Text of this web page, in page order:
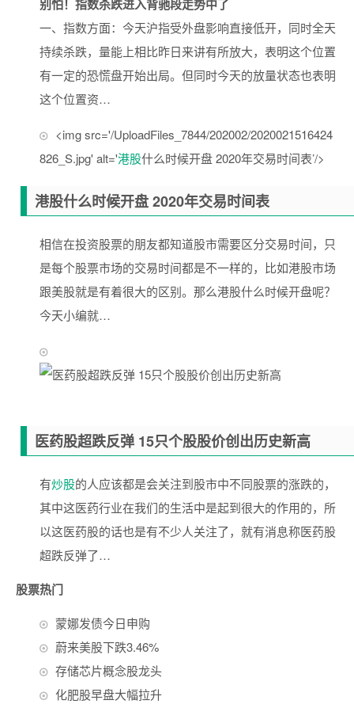
别怕！指数杀跌进入背驰段走势中了
一、指数方面：今天沪指受外盘影响直接低开，同时全天
持续杀跌，量能上相比昨日来讲有所放大，表明这个位置
有一定的恐慌盘开始出局。但同时今天的放量状态也表明
这个位置资…
<img src='/UploadFiles_7844/202002/2020021516424
826_S.jpg' alt='港股什么时候开盘 2020年交易时间表’/>
港股什么时候开盘 2020年交易时间表
相信在投资股票的朋友都知道股市需要区分交易时间，只
是每个股票市场的交易时间都是不一样的，比如港股市场
跟美股就是有着很大的区别。那么港股什么时候开盘呢？
今天小编就…
医药股超跌反弹 15只个股股价创出历史新高
有炒股的人应该都是会关注到股市中不同股票的涨跌的，
其中这医药行业在我们的生活中是起到很大的作用的，所
以这医药股的话也是有不少人关注了，就有消息称医药股
超跌反弹了…
股票热门
蒙娜发债今日申购
蔚来美股下跌3.46%
存储芯片概念股龙头
化肥股早盘大幅拉升